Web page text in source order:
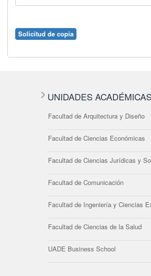
UNIDADES ACADÉMICAS
Facultad de Arquitectura y Diseño
Facultad de Ciencias Económicas
Facultad de Ciencias Jurídicas y
Facultad de Comunicación
Facultad de Ingeniería y Ciencias
Facultad de Ciencias de la Salud
UADE Business School